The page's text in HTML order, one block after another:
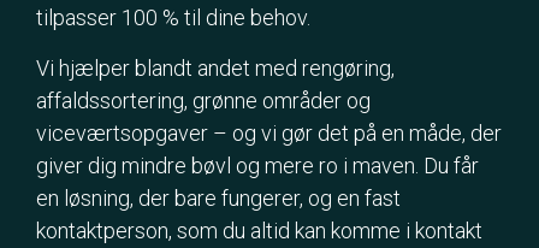
tilpasser 100 % til dine behov.
Vi hjælper blandt andet med rengøring,
affaldssortering, grønne områder og
viceværtsopgaver – og vi gør det på en måde, der
giver dig mindre bøvl og mere ro i maven. Du får
en løsning, der bare fungerer, og en fast
kontaktperson, som du altid kan komme i kontakt